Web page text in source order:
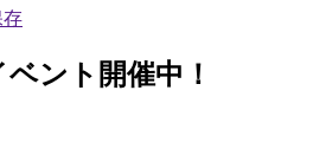
ント開催中！